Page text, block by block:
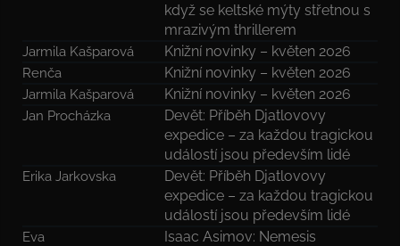
když se keltské mýty střetnou s
mrazivým thrillerem
Jarmila Kašparová Knižní novinky – květen 2026
Renča Knižní novinky – květen 2026
Jarmila Kašparová Knižní novinky – květen 2026
Jan Procházka
Devět: Příběh Djatlovovy
expedice – za každou tragickou
událostí jsou především lidé
Erika Jarkovska
Devět: Příběh Djatlovovy
expedice – za každou tragickou
událostí jsou především lidé
Eva
Isaac Asimov: Nemesis